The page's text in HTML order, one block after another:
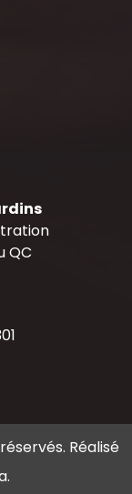
QC
Réalisé
.